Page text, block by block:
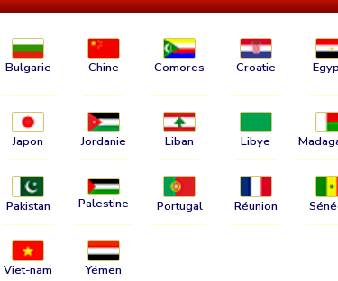
Bulgarie Chine Comores Croatie
Japon Jordanie Liban Libye
Pakistan Palestine Portugal Réunion
Viet-nam Yémen